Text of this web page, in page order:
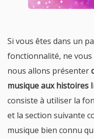
Si vous êtes dans un
fonctionnalité, ne vous
nous allons présenter
musique aux histoires
consiste à utiliser la
et la section suivante
musique bien connu